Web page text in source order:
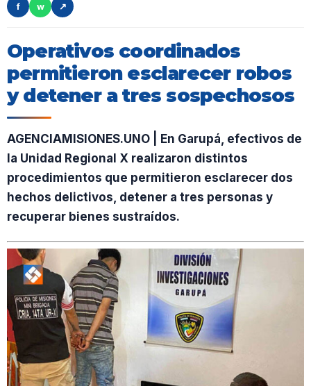
f
w ↗
Operativos coordinados
permitieron esclarecer robos
y detener a tres sospechosos
AGENCIAMISIONES.UNO | En Garupá, efectivos de
la Unidad Regional X realizaron distintos
procedimientos que permitieron esclarecer dos
hechos delictivos, detener a tres personas y
recuperar bienes sustraídos.